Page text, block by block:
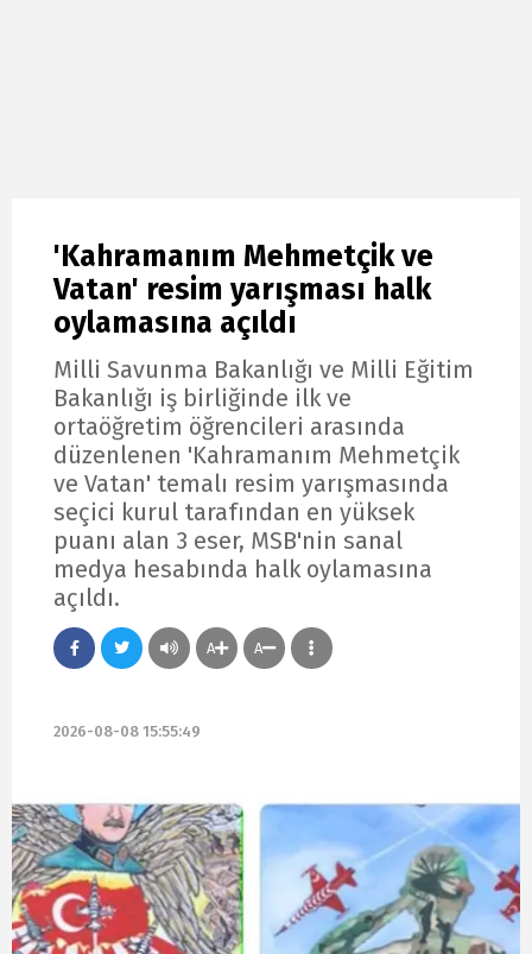
'Kahramanım Mehmetçik ve
Vatan' resim yarışması halk
oylamasına açıldı
Milli Savunma Bakanlığı ve Milli Eğitim
Bakanlığı iş birliğinde ilk ve
ortaöğretim öğrencileri arasında
düzenlenen 'Kahramanım Mehmetçik
ve Vatan' temalı resim yarışmasında
seçici kurul tarafından en yüksek
puanı alan 3 eser, MSB'nin sanal
medya hesabında halk oylamasına
açıldı.
A A
2026-08-08 15:55:49